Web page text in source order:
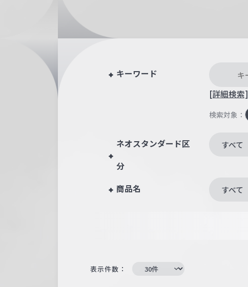
キーワード
[詳細検索]
検索対象：
ネオスタンダード区
分
すべて
商品名 すべて
表示件数：